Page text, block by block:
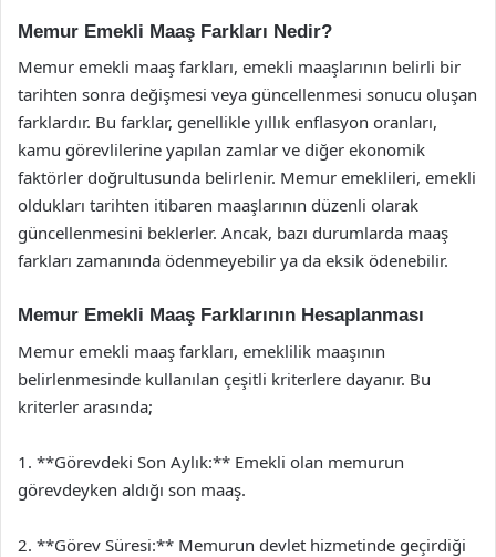
Memur Emekli Maaş Farkları Nedir?
Memur emekli maaş farkları, emekli maaşlarının belirli bir
tarihten sonra değişmesi veya güncellenmesi sonucu oluşan
farklardır. Bu farklar, genellikle yıllık enflasyon oranları,
kamu görevlilerine yapılan zamlar ve diğer ekonomik
faktörler doğrultusunda belirlenir. Memur emeklileri, emekli
oldukları tarihten itibaren maaşlarının düzenli olarak
güncellenmesini beklerler. Ancak, bazı durumlarda maaş
farkları zamanında ödenmeyebilir ya da eksik ödenebilir.
Memur Emekli Maaş Farklarının Hesaplanması
Memur emekli maaş farkları, emeklilik maaşının
belirlenmesinde kullanılan çeşitli kriterlere dayanır. Bu
kriterler arasında;
1. **Görevdeki Son Aylık:** Emekli olan memurun
görevdeyken aldığı son maaş.
2. **Görev Süresi:** Memurun devlet hizmetinde geçirdiği